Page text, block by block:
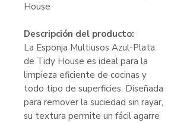
House
Descripción del producto:
La Esponja Multiusos Azul-Plata
de Tidy House es ideal para la
limpieza eficiente de cocinas y
todo tipo de superficies. Diseñada
para remover la suciedad sin rayar,
su textura permite un fácil agarre